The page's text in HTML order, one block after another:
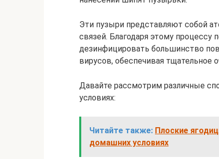
Эти пузыри представляют собой
связей. Благодаря этому
дезинфицировать большинство
вирусов, обеспечивая тщательное
Давайте рассмотрим различные
условиях:
Читайте также: Плоские
домашних условиях